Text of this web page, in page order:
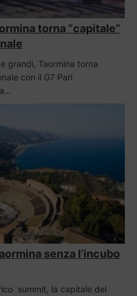
torna “capitale”
grandi, Taormina torna
con il G7 Pari
senza l’incubo
summit, la capitale del